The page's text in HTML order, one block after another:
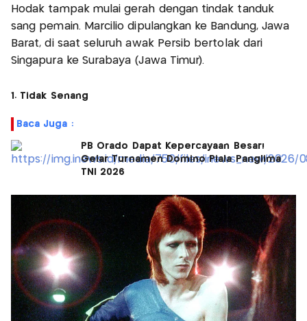
Hodak tampak mulai gerah dengan tindak tanduk
sang pemain. Marcilio dipulangkan ke Bandung, Jawa
Barat, di saat seluruh awak Persib bertolak dari
Singapura ke Surabaya (Jawa Timur).
1. Tidak Senang
Baca Juga :
PB Orado Dapat Kepercayaan Besar!
Gelar Turnamen Domino Piala Panglima
TNI 2026